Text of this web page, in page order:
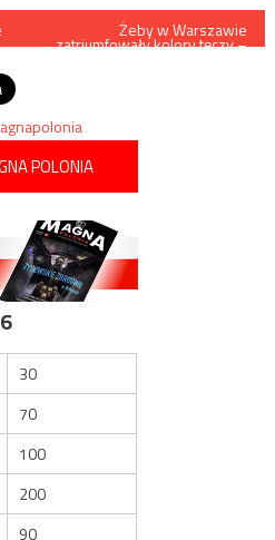
Żeby w Warszawie
zatriumfowały kolory tęczy –
POLONIA
30
70
100
200
90